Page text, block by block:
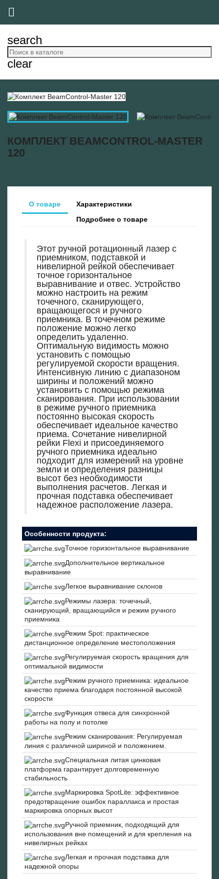

search
clear
КОМПЛЕКТ BEAMCONTROL-MASTER
120
О товаре
Характеристики
Подробнее о товаре
Этот ручной ротационный лазер с
приемником, подставкой и
нивелирной рейкой обеспечивает
точное горизонтальное
выравнивание и отвес. Устройство
можно настроить на режим
точечного, сканирующего,
вращающегося и ручного
приемника. В точечном режиме
положение можно легко
определить удаленно.
Оптимальную видимость можно
установить с помощью
регулируемой скорости вращения.
Интенсивную линию с диапазоном
ширины и положений можно
установить с помощью режима
сканирования. При использовании
в режиме ручного приемника
постоянно высокая скорость
обеспечивает идеальное качество
приема. Сочетание нивелирной
рейки Flexi и присоединяемого
ручного приемника идеально
подходит для измерений на уровне
земли и определения разницы
высот без необходимости
выполнения расчетов. Легкая и
прочная подставка обеспечивает
надежное расположение лазера.
Особенности продукта:
Точное горизонтальное выравнивание
Дополнительное вертикальное
выравнивание
Легкое выравнивание склонов
Режимы лазера: точечный,
сканирующий, вращающийся и режим ручного
приемника
Режим Spot: практическое
дистанционное определение местоположения
Регулируемая скорость вращения для
оптимальной видимости
Режим ручного приемника: идеальное
качество приема благодаря постоянной высокой
скорости
Функция отвеса для синхронной
работы на полу и потолке
Режим сканирования: Регулируемая
линия с различной шириной и положением.
Специальная литая цинковая
платформа гарантирует долговременную
стабильность
Маркировка SpotLite: эффективное
предотвращение ошибок параллакса и простая
маркировка опорных высот
Ручной приемник, подходящий для
использования вне помещений и для крепления на
нивелирных рейках
Легкая и прочная подставка для
надежной опоры